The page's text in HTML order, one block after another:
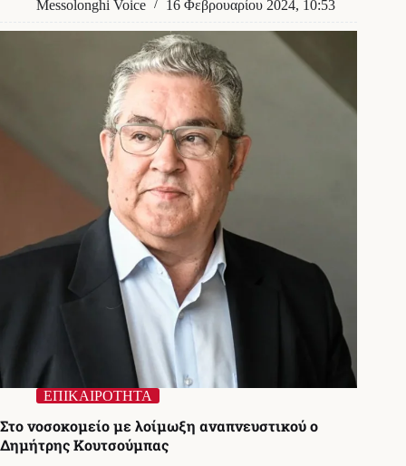
Στην
Φεβρουαρίου
Δημήτρης
Κουτσούμπας
Messolonghi Voice 16 Φεβρουαρίου 2024, 10:53
ΕΠΙΚΑΙΡΟΤΗΤΑ
Στο νοσοκομείο με λοίμωξη αναπνευστικού ο
Δημήτρης Κουτσούμπας